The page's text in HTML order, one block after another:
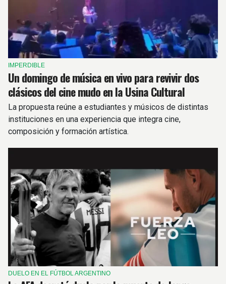
IMPERDIBLE
Un domingo de música en vivo para revivir dos
clásicos del cine mudo en la Usina Cultural
La propuesta reúne a estudiantes y músicos de distintas
instituciones en una experiencia que integra cine,
composición y formación artística.
DUELO EN EL FÚTBOL ARGENTINO